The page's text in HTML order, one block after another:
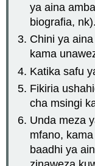
ya aina
biografia, nk).
Chini ya
kama
Katika safu
Fikiria
cha msingi
Unda meza
mfano,
baadhi ya